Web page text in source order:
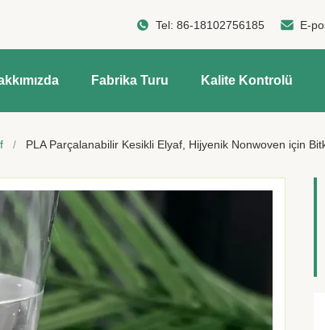
Tel:86-18102756185 E-
Fabrika Turu Kalite Kontrolü
/ PLA Parçalanabilir Kesikli Elyaf, Hijyenik Nonwoven için